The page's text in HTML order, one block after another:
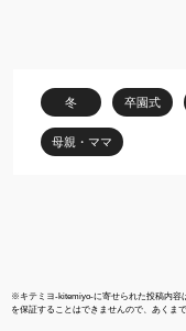
冬 卒園式
母親・ママ
※キテミヨ-kitemiyo-に寄せられた投稿内容
を保証することはできませんので、あくま